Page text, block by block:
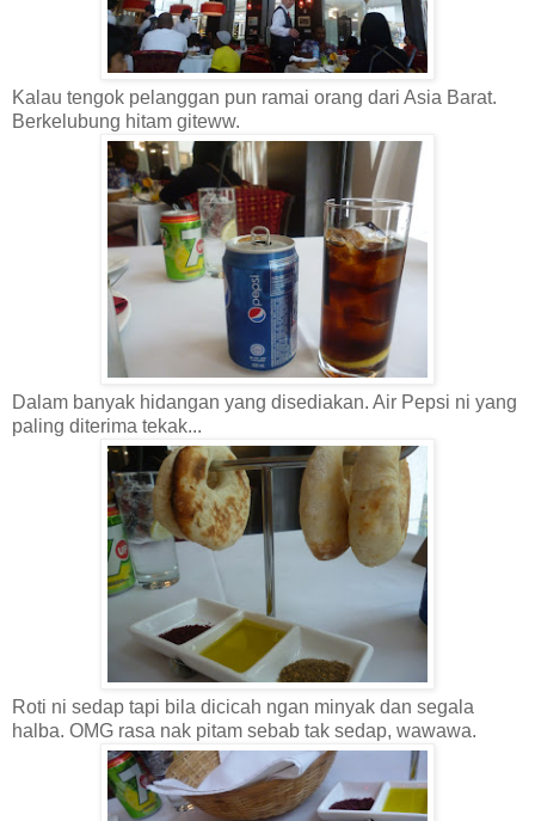
Kalau tengok pelanggan pun ramai orang dari Asia Barat.
Berkelubung hitam giteww.
Dalam banyak hidangan yang disediakan. Air Pepsi ni yang
paling diterima tekak...
Roti ni sedap tapi bila dicicah ngan minyak dan segala
halba. OMG rasa nak pitam sebab tak sedap, wawawa.